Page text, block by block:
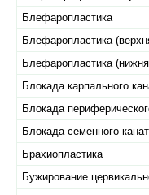
Блефаропластика
Блефаропластика
Блефаропластика
Блокада карпального
Блокада
Блокада семенного
Брахиопластика
Бужирование